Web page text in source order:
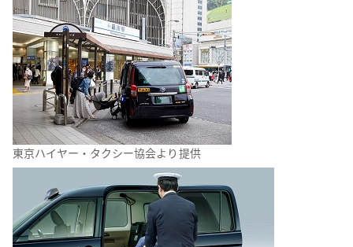
東京ハイヤー・タクシー協会より提供